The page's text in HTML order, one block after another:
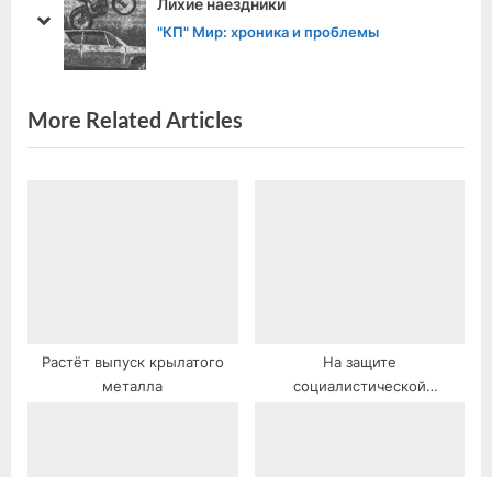
s
t
t
Лихие наездники
"КП" Мир: хроника и проблемы
prev
next
More Related Articles
Растёт выпуск крылатого
металла
На защите
социалистической